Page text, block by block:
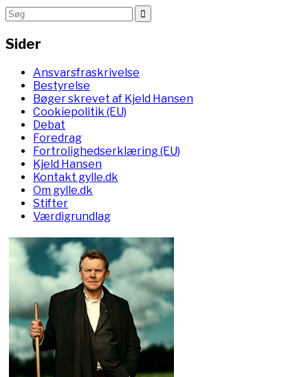
Sider
Ansvarsfraskrivelse
Bestyrelse
Bøger skrevet af Kjeld Hansen
Cookiepolitik (EU)
Debat
Foredrag
Fortrolighedserklæring (EU)
Kjeld Hansen
Kontakt gylle.dk
Om gylle.dk
Stifter
Værdigrundlag